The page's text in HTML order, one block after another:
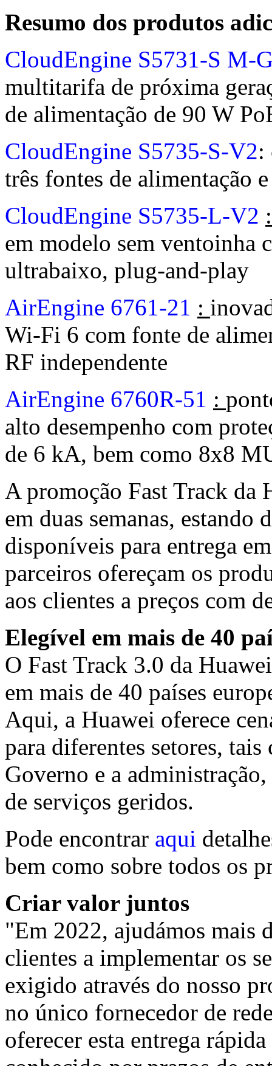
Resumo dos produtos
CloudEngine S5731-S M-
multitarifa de próxima
de alimentação de 90 W
CloudEngine S5735-S-V2:
três fontes de alimentação
CloudEngine S5735-L-V2
em modelo sem ventoinha
ultrabaixo, plug-and-play
AirEngine 6761-21 :
Wi-Fi 6 com fonte de
RF independente
AirEngine 6760R-51 :
alto desempenho com
de 6 kA, bem como 8x8
A promoção Fast Track da
em duas semanas, estando
disponíveis para entrega
parceiros ofereçam os
aos clientes a preços com
Elegível em mais de 40
O Fast Track 3.0 da
em mais de 40 países
Aqui, a Huawei oferece
para diferentes setores, tais
Governo e a
de serviços geridos.
Pode encontrar aqui
bem como sobre todos os
Criar valor juntos
"Em 2022, ajudámos mais
clientes a implementar os
exigido através do nosso
no único fornecedor de
oferecer esta entrega